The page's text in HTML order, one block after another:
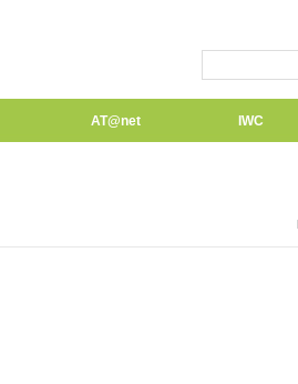
AT@net IWC